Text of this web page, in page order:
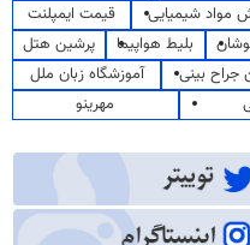
مواد شیمیایی
قیمت ایمپلنت
بلیط هواپیما
پرشین هتل
جراح بینی
آموزشگاه زبان ملل
مهرینو